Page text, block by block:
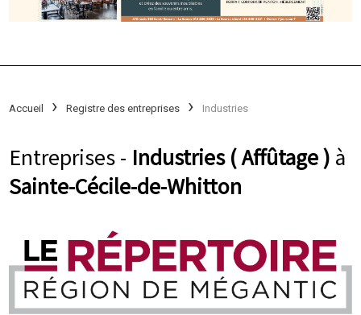
Accueil Registre des entreprises Industries
Entreprises - Industries ( Affûtage ) à
Sainte-Cécile-de-Whitton